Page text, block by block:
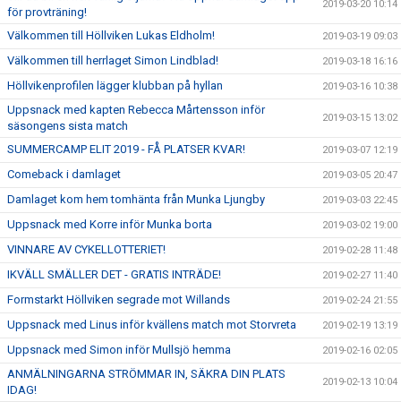
för provträning!
2019-03-20 10:14
Välkommen till Höllviken Lukas Eldholm! 2019-03-19 09:03
Välkommen till herrlaget Simon Lindblad! 2019-03-18 16:16
Höllvikenprofilen lägger klubban på hyllan 2019-03-16 10:38
Uppsnack med kapten Rebecca Mårtensson inför
säsongens sista match
2019-03-15 13:02
SUMMERCAMP ELIT 2019 - FÅ PLATSER KVAR! 2019-03-07 12:19
Comeback i damlaget 2019-03-05 20:47
Damlaget kom hem tomhänta från Munka Ljungby 2019-03-03 22:45
Uppsnack med Korre inför Munka borta 2019-03-02 19:00
VINNARE AV CYKELLOTTERIET! 2019-02-28 11:48
IKVÄLL SMÄLLER DET - GRATIS INTRÄDE! 2019-02-27 11:40
Formstarkt Höllviken segrade mot Willands 2019-02-24 21:55
Uppsnack med Linus inför kvällens match mot Storvreta 2019-02-19 13:19
Uppsnack med Simon inför Mullsjö hemma 2019-02-16 02:05
ANMÄLNINGARNA STRÖMMAR IN, SÄKRA DIN PLATS
IDAG!
2019-02-13 10:04